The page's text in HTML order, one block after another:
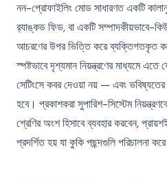
নন-প্রোফাইলিং মোড সাধারণত একটি
র‍্যাঙ্কড ফিড, বা একটি সম্পাদকীয়ভাবে-
আচরণের উপর ভিত্তি করে ব্যক্তিগতকৃত
স্পষ্টভাবে দৃশ্যমান নিয়ন্ত্রণের মাধ্যমে
সেটিংসে কবর দেওয়া নয় — এবং ভবিষ্যতের
হবে। প্রকাশকরা সুপারিশ-সিস্টেম
শ্রেণির অংশ হিসাবে ব্যবহার করবেন,
প্রদর্শিত হয় যা কুকি পছন্দগুলি পরিচালনা